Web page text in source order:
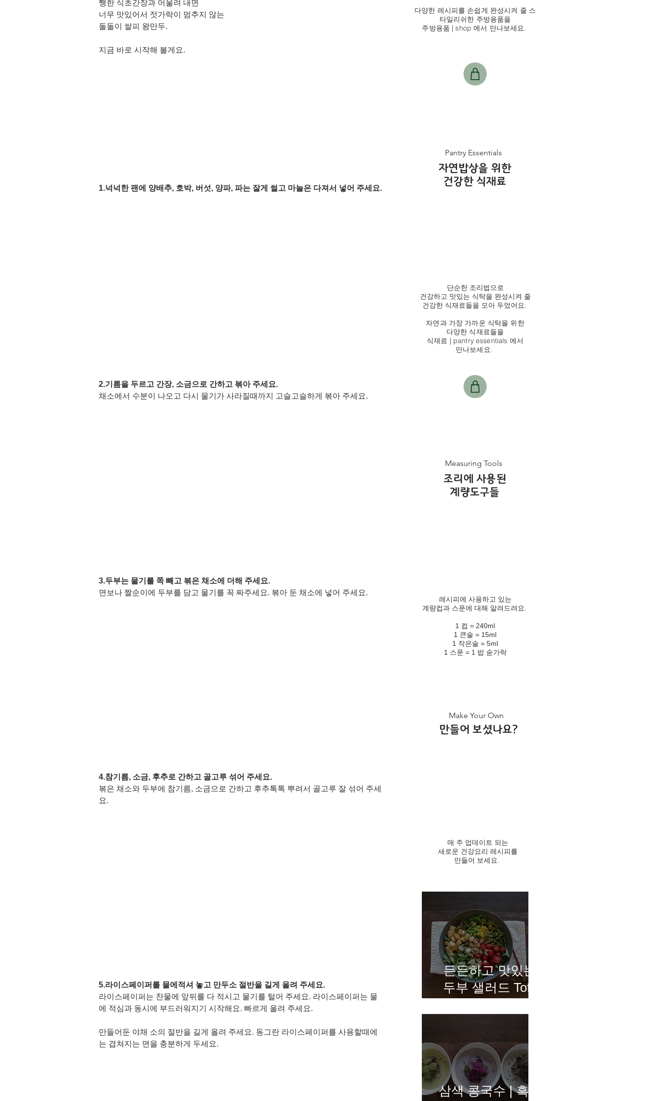
쨍한 식초간장과 어울려 내면
너무 맛있어서 젓가락이 멈추지 않는
돌돌이 쌀피 왕만두.
지금 바로 시작해 볼게요.
1.넉넉한 팬에 양배추, 호박, 버섯, 양파, 파는 잘게 썰고 마늘은 다져서 넣어 주세요.
2.기름을 두르고 간장, 소금으로 간하고 볶아 주세요.
채소에서 수분이 나오고 다시 물기가 사라질때까지 고슬고슬하게 볶아 주세요.
3.두부는 물기를 쪽 빼고 볶은 채소에 더해 주세요.
면보나 짤순이에 두부를 담고 물기를 꼭 짜주세요. 볶아 둔 채소에 넣어 주세요.
4.참기름, 소금, 후추로 간하고 골고루 섞어 주세요.
볶은 채소와 두부에 참기름, 소금으로 간하고 후추톡톡 뿌려서 골고루 잘 섞어 주세
요.
5.라이스페이퍼를 물에적셔 놓고 만두소 절반을 길게 올려 주세요.
라이스페이퍼는 찬물에 앞뒤를 다 적시고 물기를 털어 주세요. 라이스페이퍼는 물
에 적심과 동시에 부드러워지기 시작해요. 빠르게 올려 주세요.
만들어둔 야채 소의 절반을 길게 올려 주세요. 동그란 라이스페이퍼를 사용할때에
는 겹쳐지는 면을 충분하게 두세요.
다양한 레시피를 손쉽게 완성시켜 줄 스
타일리쉬한 주방용품을
주방용품 | shop 에서 만나보세요.
Pantry Essentials
자연밥상을 위한
건강한 식재료
단순한 조리법으로
건강하고 맛있는 식탁을 완성시켜 줄
건강한 식재료들을 모아 두었어요.
자연과 가장 가까운 식탁을 위한
다양한 식재료들을
식재료 | pantry essentials 에서
만나보세요.
Measuring Tools
조리에 사용된
계량도구들
레시피에 사용하고 있는
계량컵과 스푼에 대해 알려드려요.
1 컵 = 240ml
1 큰술 = 15ml
1 작은술 = 5ml
1 스푼 = 1 밥 숟가락
Make Your Own
​만들어 보셨나요?
매 주 업데이트 되는
새로운 건강요리 레시피를
만들어 보세요.
든든하고 맛있는
두부 샐러드 Tofu
삼색 콩국수 | 흑임